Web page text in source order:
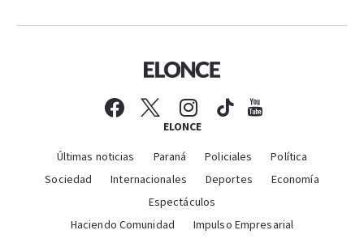
ELONCE
Últimas noticias Paraná Policiales
Política
Sociedad
Internacionales Deportes
Economía
Espectáculos
Haciendo Comunidad
Impulso Empresarial